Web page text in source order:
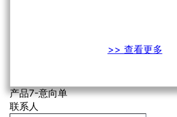
>> 查看更多
产品7-意向单
联系人